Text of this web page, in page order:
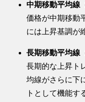
中期移動平均線
価格が中期移動
には上昇基調が
長期移動平均線
長期的な上昇ト
均線がさらに下
トとして機能す